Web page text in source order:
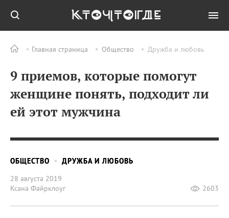
Главная страница Общество Дружба и любовь
9 приемов, которые помогут
женщине понять, подходит ли
ей этот мужчина
ОБЩЕСТВО
ДРУЖБА И ЛЮБОВЬ
28 августа 2019
Ксана Файрклоуг
2603